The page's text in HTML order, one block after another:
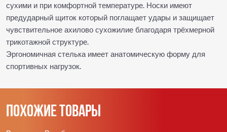
сухими и при комфортной температуре. Носки имеют
предударный щиток который поглащает удары и защищает
чувствительное ахилово сухожилие благодаря трёхмерной
трикотажной структуре.
Эргономичная стелька имеет анатомическую форму для
спортивных нагрузок.
Похожие товары